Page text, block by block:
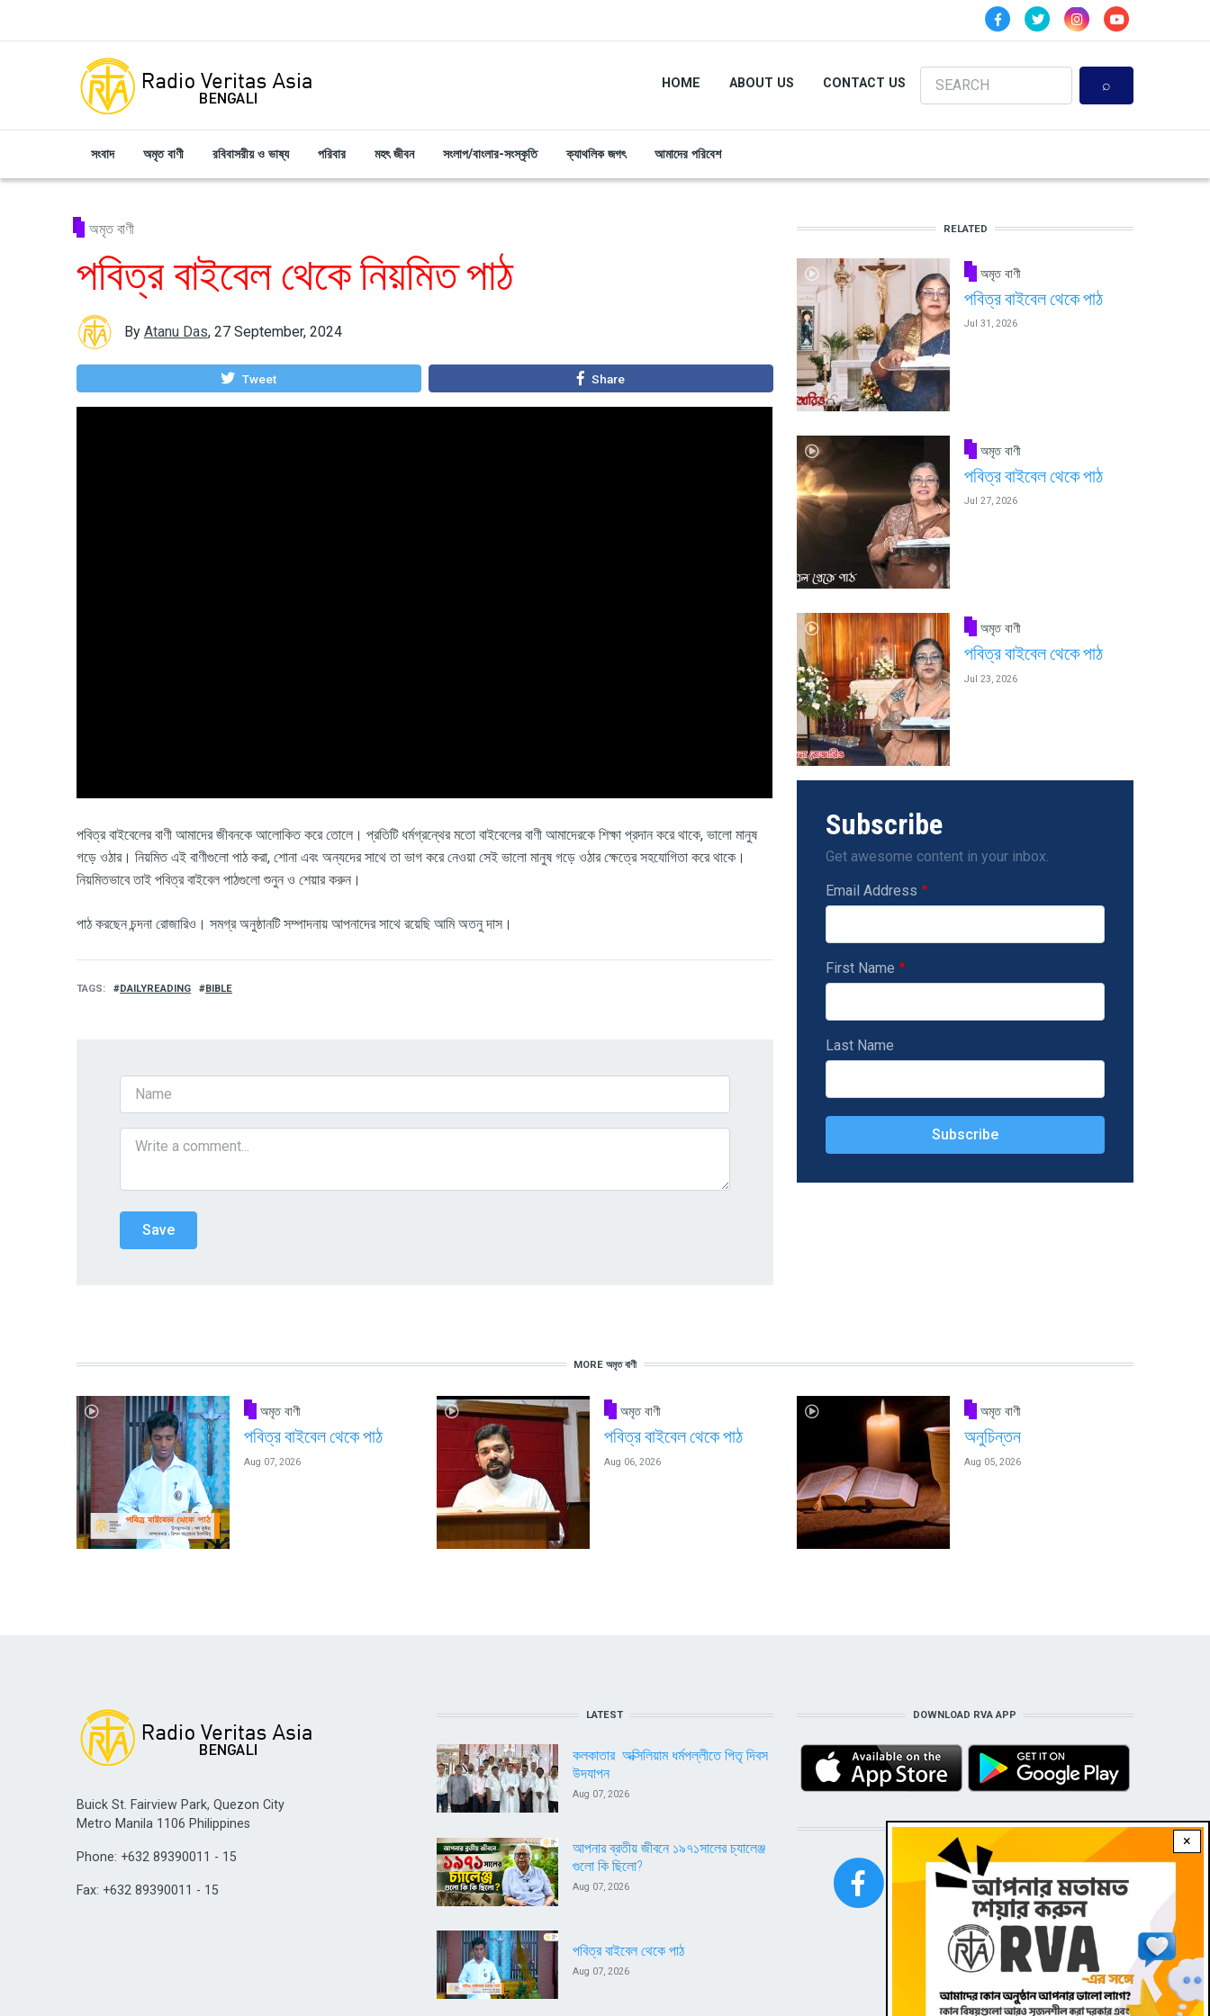
HOME ABOUT US CONTACT US Search
সংবাদ অমৃত বাণী রবিবাসরীয় ও ভাষ্য পরিবার মহৎ জীবন সংলাপ/বাংলার-সংস্কৃতি ক্যাথলিক জগৎ আমাদের পরিবেশ
অমৃত বাণী
পবিত্র বাইবেল থেকে নিয়মিত পাঠ
By Atanu Das, 27 September, 2024
Tweet Share
পবিত্র বাইবেলের বাণী আমাদের জীবনকে আলোকিত করে তোলে। প্রতিটি ধর্মগ্রন্থের মতো বাইবেলের বাণী আমাদেরকে শিক্ষা প্রদান করে থাকে, ভালো মানুষ
গড়ে ওঠার। নিয়মিত এই বাণীগুলো পাঠ করা, শোনা এবং অন্যদের সাথে তা ভাগ করে নেওয়া সেই ভালো মানুষ গড়ে ওঠার ক্ষেত্রে সহযোগিতা করে থাকে।
নিয়মিতভাবে তাই পবিত্র বাইবেল পাঠগুলো শুনুন ও শেয়ার করুন।
পাঠ করছেন চন্দনা রোজারিও। সমগ্র অনুষ্ঠানটি সম্পাদনায় আপনাদের সাথে রয়েছি আমি অতনু দাস।
TAGS DAILYREADING BIBLE
RELATED
অমৃত বাণী
পবিত্র বাইবেল থেকে পাঠ
Jul 31, 2026
অমৃত বাণী
পবিত্র বাইবেল থেকে পাঠ
Jul 27, 2026
অমৃত বাণী
পবিত্র বাইবেল থেকে পাঠ
Jul 23, 2026
Subscribe
Get awesome content in your inbox.
Email Address
First Name
Last Name
MORE অমৃত বাণী
অমৃত বাণী
পবিত্র বাইবেল থেকে পাঠ
Aug 07, 2026
অমৃত বাণী
পবিত্র বাইবেল থেকে পাঠ
Aug 06, 2026
অমৃত বাণী
অনুচিন্তন
Aug 05, 2026
×
Buick St. Fairview Park, Quezon City
Metro Manila 1106 Philippines
Phone: +632 89390011 - 15
Fax: +632 89390011 - 15
LATEST
কলকাতার অক্সিলিয়াম ধর্মপল্লীতে পিতৃ দিবস
উদযাপন
Aug 07, 2026
আপনার ব্রতীয় জীবনে ১৯৭১সালের চ্যালেঞ্জ
গুলো কি ছিলো?
Aug 07, 2026
পবিত্র বাইবেল থেকে পাঠ
Aug 07, 2026
DOWNLOAD RVA APP
STAY CONNECTED WITH US!